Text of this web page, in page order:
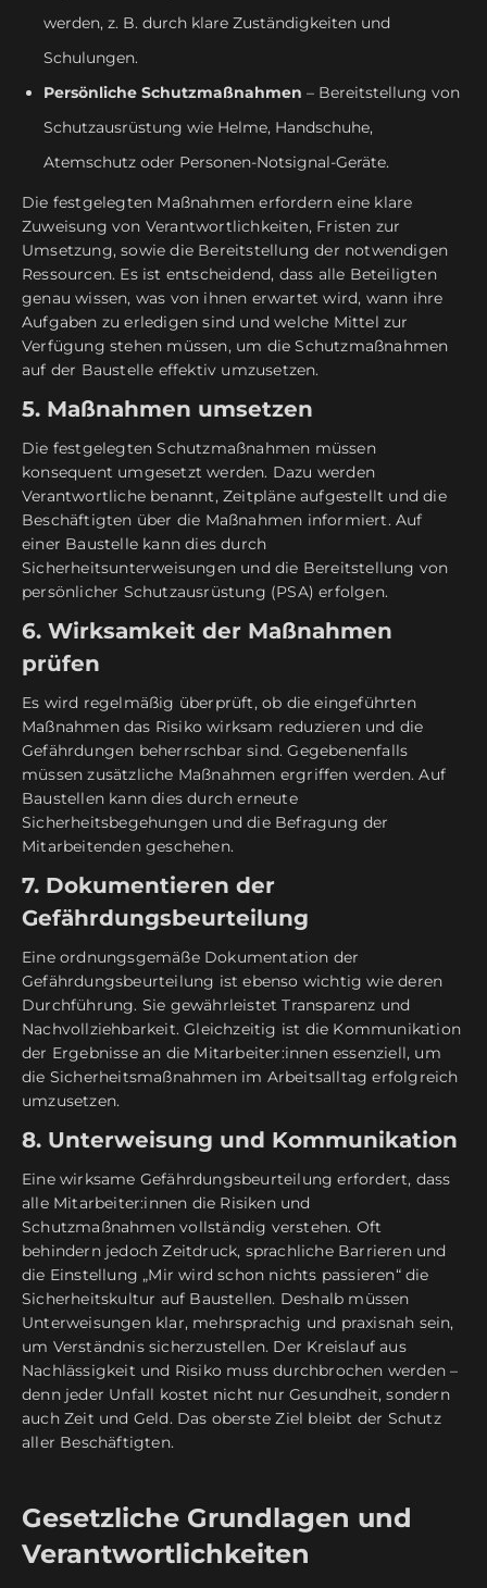
werden, z. B. durch klare Zuständigkeiten und
Schulungen.
Persönliche Schutzmaßnahmen – Bereitstellung von
Schutzausrüstung wie Helme, Handschuhe,
Atemschutz oder Personen-Notsignal-Geräte.
Die festgelegten Maßnahmen erfordern eine klare
Zuweisung von Verantwortlichkeiten, Fristen zur
Umsetzung, sowie die Bereitstellung der notwendigen
Ressourcen. Es ist entscheidend, dass alle Beteiligten
genau wissen, was von ihnen erwartet wird, wann ihre
Aufgaben zu erledigen sind und welche Mittel zur
Verfügung stehen müssen, um die Schutzmaßnahmen
auf der Baustelle effektiv umzusetzen.
5. Maßnahmen umsetzen
Die festgelegten Schutzmaßnahmen müssen
konsequent umgesetzt werden. Dazu werden
Verantwortliche benannt, Zeitpläne aufgestellt und die
Beschäftigten über die Maßnahmen informiert. Auf
einer Baustelle kann dies durch
Sicherheitsunterweisungen und die Bereitstellung von
persönlicher Schutzausrüstung (PSA) erfolgen.
6. Wirksamkeit der Maßnahmen
prüfen
Es wird regelmäßig überprüft, ob die eingeführten
Maßnahmen das Risiko wirksam reduzieren und die
Gefährdungen beherrschbar sind. Gegebenenfalls
müssen zusätzliche Maßnahmen ergriffen werden. Auf
Baustellen kann dies durch erneute
Sicherheitsbegehungen und die Befragung der
Mitarbeitenden geschehen.
7. Dokumentieren der
Gefährdungsbeurteilung
Eine ordnungsgemäße Dokumentation der
Gefährdungsbeurteilung ist ebenso wichtig wie deren
Durchführung. Sie gewährleistet Transparenz und
Nachvollziehbarkeit. Gleichzeitig ist die Kommunikation
der Ergebnisse an die Mitarbeiter:innen essenziell, um
die Sicherheitsmaßnahmen im Arbeitsalltag erfolgreich
umzusetzen.
8. Unterweisung und Kommunikation
Eine wirksame Gefährdungsbeurteilung erfordert, dass
alle Mitarbeiter:innen die Risiken und
Schutzmaßnahmen vollständig verstehen. Oft
behindern jedoch Zeitdruck, sprachliche Barrieren und
die Einstellung „Mir wird schon nichts passieren“ die
Sicherheitskultur auf Baustellen. Deshalb müssen
Unterweisungen klar, mehrsprachig und praxisnah sein,
um Verständnis sicherzustellen. Der Kreislauf aus
Nachlässigkeit und Risiko muss durchbrochen werden –
denn jeder Unfall kostet nicht nur Gesundheit, sondern
auch Zeit und Geld. Das oberste Ziel bleibt der Schutz
aller Beschäftigten.
Gesetzliche Grundlagen und
Verantwortlichkeiten